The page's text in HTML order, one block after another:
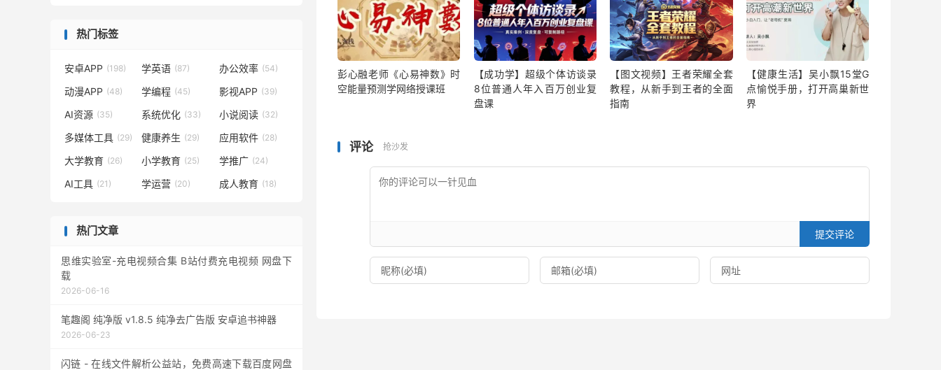
彭心融老师《心易神数》时
空能量预测学网络授课班
【成功学】超级个体访谈录
8位普通人年入百万创业复
盘课
【图文视频】王者荣耀全套
教程，从新手到王者的全面
指南
【健康生活】吴小飘15堂G
点愉悦手册，打开高巢新世
界
评论 抢沙发
提交评论
热门标签
安卓APP (198) 学英语 (87) 办公效率 (54)
动漫APP (48) 学编程 (45) 影视APP (39)
AI资源 (35) 系统优化 (33) 小说阅读 (32)
多媒体工具 (29) 健康养生 (29) 应用软件 (28)
大学教育 (26) 小学教育 (25) 学推广 (24)
AI工具 (21) 学运营 (20) 成人教育 (18)
热门文章
思维实验室-充电视频合集 B站付费充电视频 网盘下
载
2026-06-16
笔趣阁 纯净版 v1.8.5 纯净去广告版 安卓追书神器
2026-06-23
闪链 - 在线文件解析公益站，免费高速下载百度网盘